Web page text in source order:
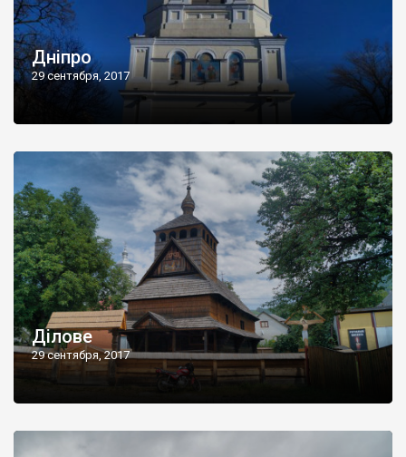
Дніпро
29 сентября, 2017
Ділове
29 сентября, 2017